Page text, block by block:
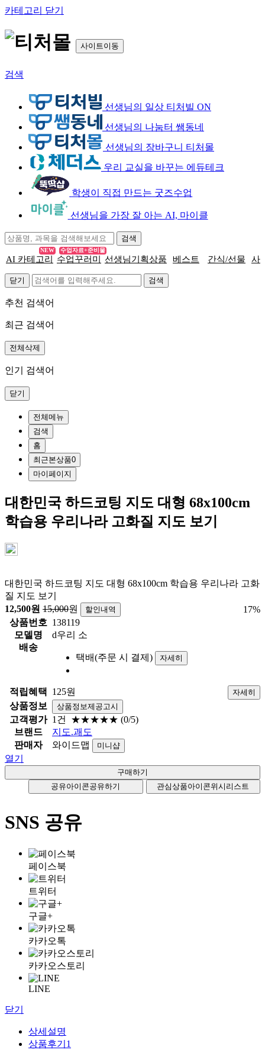
카테고리 닫기
사이트이동
검색
선생님의 일상 티처빌 ON
선생님의 나눔터 쌤동네
선생님의 장바구니 티처몰
우리 교실을 바꾸는 에듀테크
학생이 직접 만드는 굿즈수업
선생님을 가장 잘 아는 AI, 마이클
AI 카테고리
NEW
수업꾸러미
수업자료+준비물
선생님기획상품 베스트 간식/선물 사
닫기
추천 검색어
최근 검색어
전체삭제
인기 검색어
닫기
전체메뉴
검색
홈
최근본상품0
마이페이지
대한민국 하드코팅 지도 대형 68x100cm
학습용 우리나라 고화질 지도 보기
대한민국 하드코팅 지도 대형 68x100cm 학습용 우리나라 고화
질 지도 보기
12,500원 15,000원 할인내역 17%
상품번호 138119
모델명
d우리 소
배송
택배(주문 시 결제)
자세히
적립혜택 125원 자세히
상품정보 상품정보제공고시
고객평가 1건 ★★★★★ (0/5)
브랜드
지도.괘도
판매자
와이드맵 미니샵
열기
공유아이콘공유하기 관심상품아이콘위시리스트
SNS 공유
페이스북
트위터
구글+
카카오톡
카카오스토리
LINE
닫기
상세설명
상품후기 1